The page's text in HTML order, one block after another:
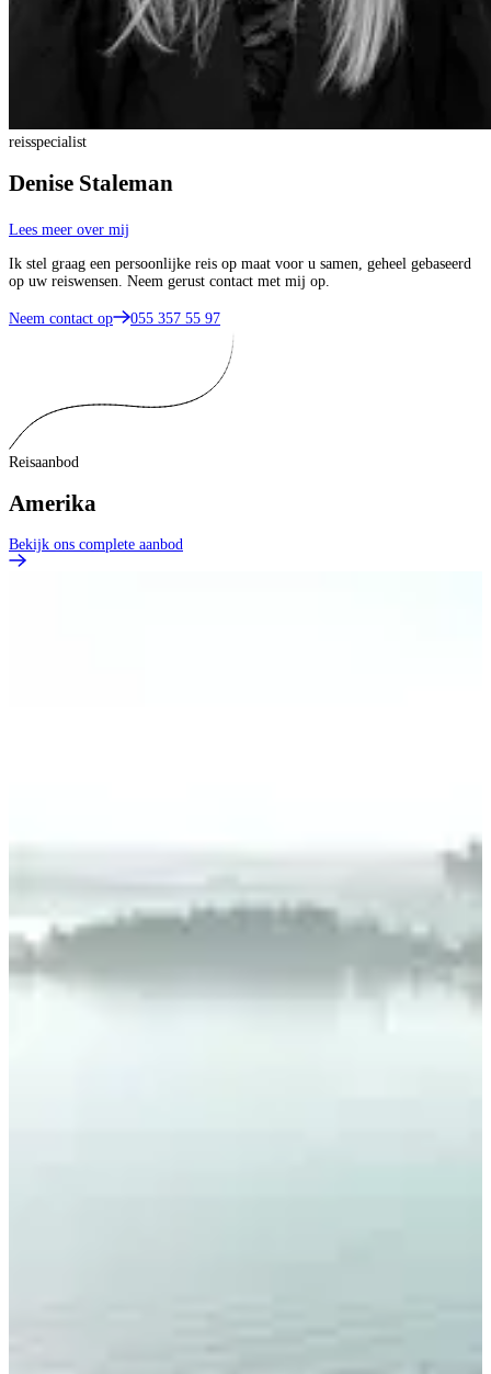
reisspecialist
Denise Staleman
Lees meer over mij
Ik stel graag een persoonlijke reis op maat voor u samen, geheel gebaseerd
op uw reiswensen. Neem gerust contact met mij op.
Neem contact op 055 357 55 97
Reisaanbod
Amerika
Bekijk ons complete aanbod